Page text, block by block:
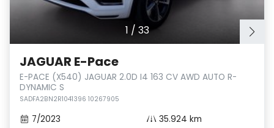
1 / 33
JAGUAR E-Pace
E-PACE (X540) JAGUAR 2.0D I4 163 CV AWD AUTO R-
DYNAMIC S
SADFA2BN2R1041396 10267905
7/2023
35.924 km